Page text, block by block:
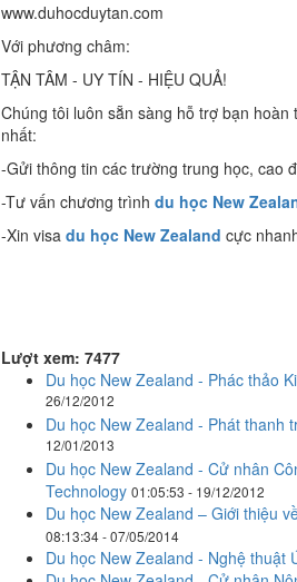
www.duhocduytan.com
Với phương châm:
TẬN TÂM - UY TÍN - HIỆU QUẢ!
Chúng tôi luôn sẵn sàng hỗ trợ bạn hoàn
nhất:
-Gửi thông tin các trường trung học, cao
-Tư vấn chương trình du học New
-Xin visa du học New Zealand cực
Lượt xem: 7477
Du học New Zealand - Phác thảo
26/12/2012
Du học New Zealand - Phát thanh
12/01/2013
Du học New Zealand - Cử nhân
Technology 01:05:53 - 19/12/2012
Du học New Zealand – Giới thiệu
08:13:34 - 07/05/2014
Du học New Zealand - Nghệ thuật